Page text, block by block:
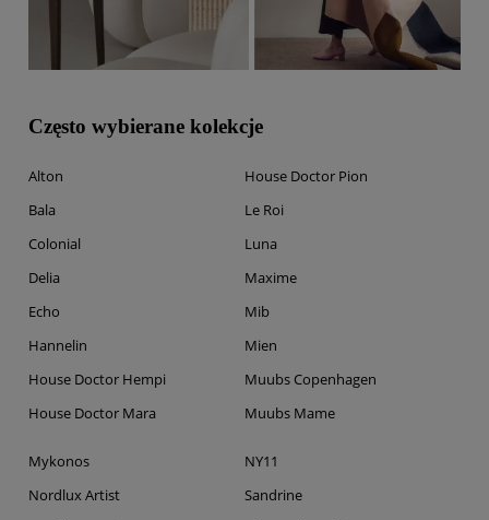
Często wybierane kolekcje
Alton
Bala
Colonial
Delia
Echo
Hannelin
House Doctor Hempi
House Doctor Mara
House Doctor Pion
Le Roi
Luna
Maxime
Mib
Mien
Muubs Copenhagen
Muubs Mame
Mykonos
Nordlux Artist
NY11
Sandrine